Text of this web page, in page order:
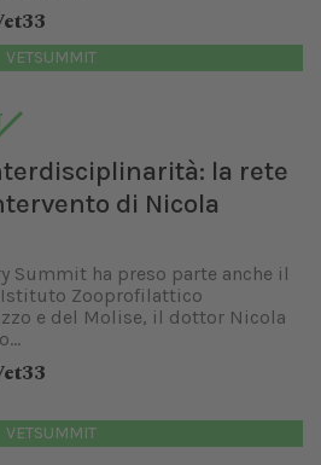
VETSUMMIT
la rete
di Nicola
Summit ha preso parte anche il
Zooprofilattico
e del Molise, il dottor Nicola
VETSUMMIT